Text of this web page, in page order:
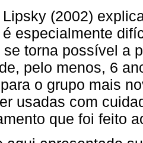
(2002)
especialmente
se torna possível a
pelo menos, 6
o grupo mais
usadas com
que foi feito